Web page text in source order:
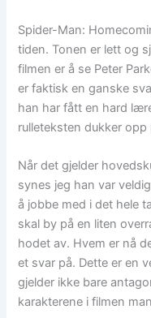
Spider-Man:
tiden. Tonen er lett og
filmen er å se Peter
er faktisk en ganske
han har fått en hard
rulleteksten dukker opp
Når det gjelder
synes jeg han var
å jobbe med i det hele
skal by på en liten
hodet av. Hvem er nå
et svar på. Dette er en
gjelder ikke bare
karakterene i filmen